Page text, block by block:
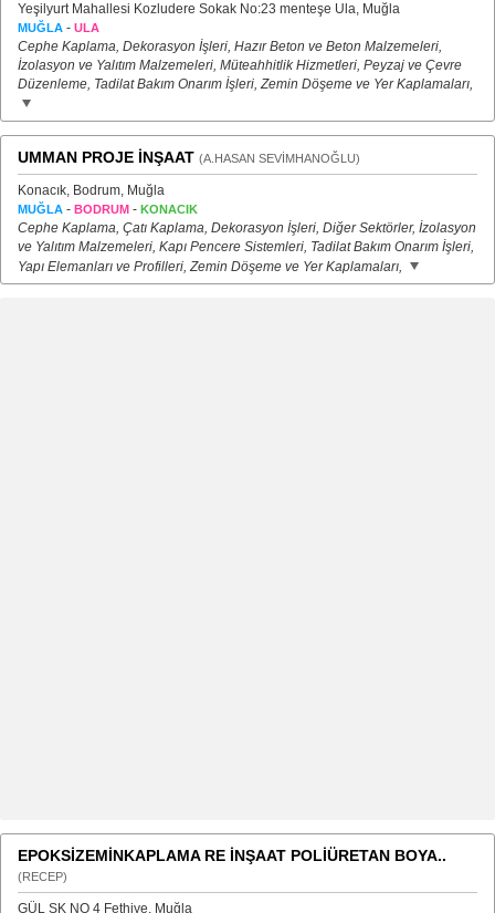
Yeşilyurt Mahallesi Kozludere Sokak No:23 menteşe Ula, Muğla
MUĞLA - ULA
Cephe Kaplama, Dekorasyon İşleri, Hazır Beton ve Beton Malzemeleri,
İzolasyon ve Yalıtım Malzemeleri, Müteahhitlik Hizmetleri, Peyzaj ve Çevre
Düzenleme, Tadilat Bakım Onarım İşleri, Zemin Döşeme ve Yer Kaplamaları,
UMMAN PROJE İNŞAAT (A.HASAN SEVİMHANOĞLU)
Konacık, Bodrum, Muğla
MUĞLA - BODRUM - KONACIK
Cephe Kaplama, Çatı Kaplama, Dekorasyon İşleri, Diğer Sektörler, İzolasyon
ve Yalıtım Malzemeleri, Kapı Pencere Sistemleri, Tadilat Bakım Onarım İşleri,
Yapı Elemanları ve Profilleri, Zemin Döşeme ve Yer Kaplamaları,
EPOKSİZEMİNKAPLAMA RE İNŞAAT POLİÜRETAN BOYA..
(RECEP)
GÜL SK NO 4 Fethiye, Muğla